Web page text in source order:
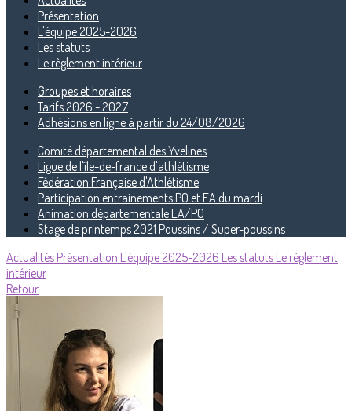
Présentation
L'équipe 2025-2026
Les statuts
Le règlement intérieur
Groupes et horaires
Tarifs 2026 - 2027
Adhésions en ligne à partir du 24/08/2026
Comité départemental des Yvelines
Ligue de l'île-de-france d'athlétisme
Fédération Française d'Athlétisme
Participation entrainements PO et EA du mardi
Animation départementale EA/PO
Stage de printemps 2021 Poussins / Super-poussins
Actualités Présentation L'équipe 2025-2026 Les statuts Le règlement
intérieur
Retour